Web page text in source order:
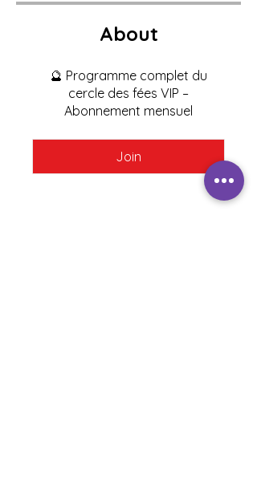
About
🔮 Programme complet du
cercle des fées VIP –
Abonnement mensuel
Join